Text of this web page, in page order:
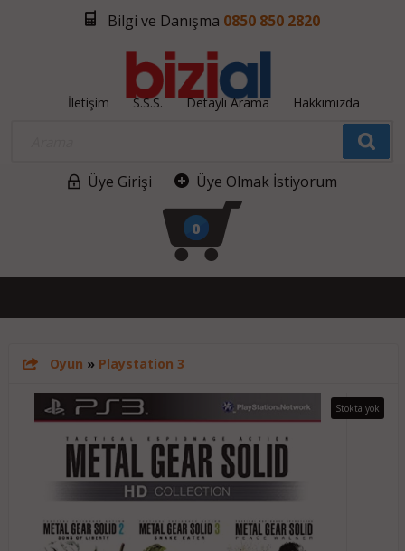
Bilgi ve Danışma 0850 850 2820
İletişim S.S.S. Detaylı Arama Hakkımızda
Üye Girişi Üye Olmak İstiyorum
0
Oyun » Playstation 3
Stokta yok